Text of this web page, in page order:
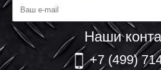
Наши
+7 (499)